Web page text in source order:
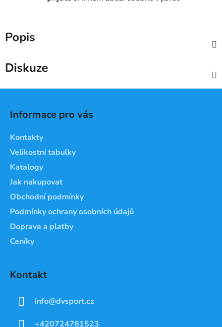
Popis
Diskuze
Informace pro vás
Kontakty
Velikostní tabulky
Katalogy
Jak nakupovat
Obchodní podmínky
Podmínky ochrany osobních údajů
Doprava a platby
Ceníky
Kontakt
info@dvsport.cz
+420724781523